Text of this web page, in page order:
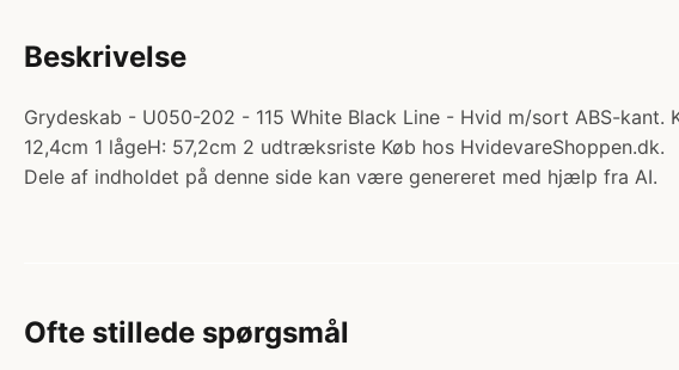
Beskrivelse
Grydeskab - U050-202 - 115 White Black Line - Hvid m/sort ABS-
12,4cm 1 lågeH: 57,2cm 2 udtræksriste Køb hos HvidevareShoppen.dk.
Dele af indholdet på denne side kan være genereret med hjælp fra AI.
Ofte stillede spørgsmål